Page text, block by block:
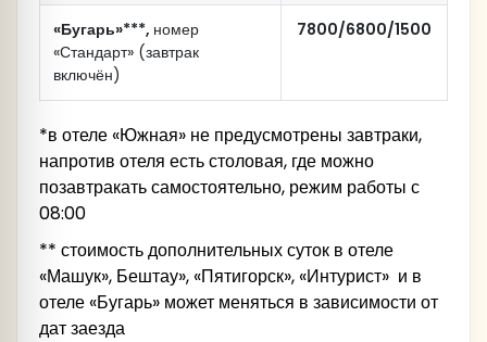
(при работе катеров)
700 рублей-
навесного моста
Обед
Ужин
100 руб. в день аренда беспроводных
«Бугарь»***, номер
«Стандарт» (завтрак
включён)
7800/6800/1500
*в отеле «Южная» не предусмотрены завтраки,
напротив отеля есть столовая, где можно
позавтракать самостоятельно, режим работы с
08:00
** стоимость дополнительных суток в отеле
«Машук», Бештау», «Пятигорск», «Интурист» и в
отеле «Бугарь» может меняться в зависимости от
дат заезда